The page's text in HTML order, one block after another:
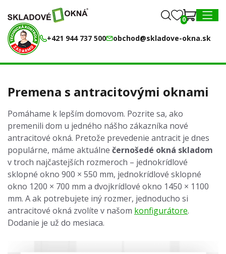
0
+421 944 737 500 obchod@skladove-okna.sk
0
Premena s antracitovými oknami
Pomáhame k lepším domovom. Pozrite sa, ako
premenili dom u jedného nášho zákazníka nové
antracitové okná. Pretože prevedenie antracit je dnes
populárne, máme aktuálne černošedé okná skladom
v troch najčastejších rozmeroch – jednokrídlové
sklopné okno 900 × 550 mm, jednokrídlové sklopné
okno 1200 × 700 mm a dvojkrídlové okno 1450 × 1100
mm. A ak potrebujete iný rozmer, jednoducho si
antracitové okná zvolíte v našom konfigurátore.
Dodanie je už do mesiaca.